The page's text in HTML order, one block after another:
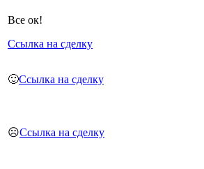
Все ок!
Ссылка на сделку
🙂Ссылка на сделку
☹️Ссылка на сделку